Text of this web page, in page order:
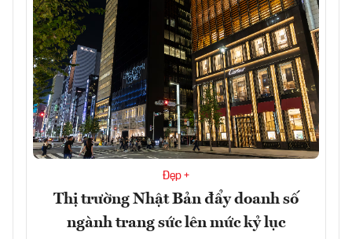
Đẹp +
Thị trường Nhật Bản đẩy doanh số
ngành trang sức lên mức kỷ lục